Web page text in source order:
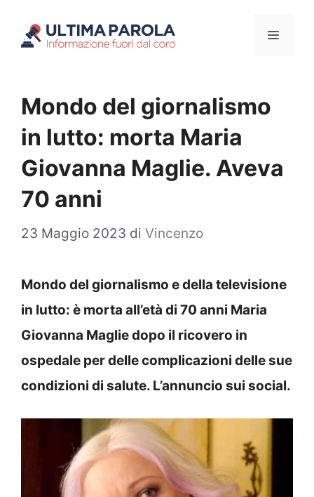
Menu
Mondo del giornalismo
in lutto: morta Maria
Giovanna Maglie. Aveva
70 anni
23 Maggio 2023 di Vincenzo
Mondo del giornalismo e della televisione
in lutto: è morta all’età di 70 anni Maria
Giovanna Maglie dopo il ricovero in
ospedale per delle complicazioni delle sue
condizioni di salute. L’annuncio sui social.